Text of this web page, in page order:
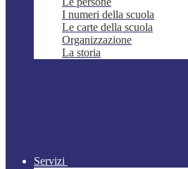
I numeri della scuola
Le carte della scuola
Organizzazione
La storia
Servizi